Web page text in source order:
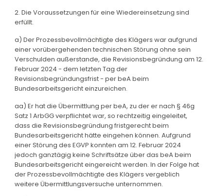
2. Die Voraussetzungen für eine Wiedereinsetzung sind
erfüllt.
a) Der Prozessbevollmächtigte des Klägers war aufgrund
einer vorübergehenden technischen Störung ohne sein
Verschulden außerstande, die Revisionsbegründung am 12.
Februar 2024 - dem letzten Tag der
Revisionsbegründungsfrist - per beA beim
Bundesarbeitsgericht einzureichen.
aa) Er hat die Übermittlung per beA, zu der er nach § 46g
Satz 1 ArbGG verpflichtet war, so rechtzeitig eingeleitet,
dass die Revisionsbegründung fristgerecht beim
Bundesarbeitsgericht hätte eingehen können. Aufgrund
einer Störung des EGVP konnten am 12. Februar 2024
jedoch ganztägig keine Schriftsätze über das beA beim
Bundesarbeitsgericht eingereicht werden. In der Folge hat
der Prozessbevollmächtigte des Klägers vergeblich
weitere Übermittlungsversuche unternommen.